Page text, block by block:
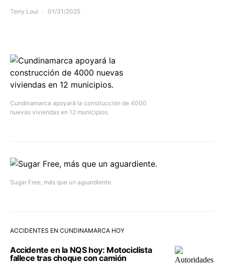
Terry Loui 01/31/2025
Cundinamarca apoyará la construcción de 4000
nuevas viviendas en 12 municipios.
Sugar Free, más que un aguardiente.
ACCIDENTES EN CUNDINAMARCA HOY
Accidente en la NQS hoy: Motociclista
fallece tras choque con camión